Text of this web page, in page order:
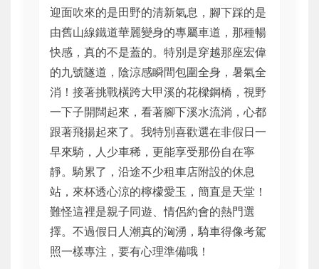
迎面吹來的是田野的清新氣息，腳下踩的是
由舊山線鐵道華麗變身的專屬車道，那種暢
快感，真的不是蓋的。特別是穿越那座宏偉
的九號隧道，陰涼感瞬間包圍全身，暑氣全
消！接著挑戰橫跨大甲溪的花樑鋼橋，視野
一下子開闊起來，看著腳下溪水流淌，心都
跟著飛揚起來了。我特別喜歡選在非假日一
早來騎，人少車稀，更能享受那份自在寧
靜。騎累了，沿途不少租車店附設的休息
站，來杯透心涼的檸檬愛玉，簡直是天堂！
難怪這裡是親子同遊、情侶約會的熱門選
擇。不過假日人潮真的洶湧，騎車得像考駕
照一樣專注，要有心理準備哦！